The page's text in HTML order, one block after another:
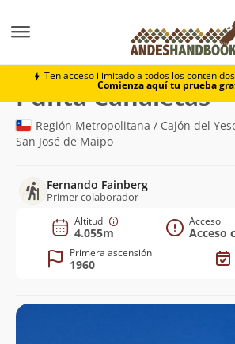
Ten acceso ilimitado a todos los
Comienza aquí tu prueba
Punta Canaletas
Punta Canaletas
Región Metropolitana / Cajón del
San José de Maipo
Fernando Fainberg
Primer colaborador
Altitud
4.055m
Acceso
Acceso
Primera ascensión
1960